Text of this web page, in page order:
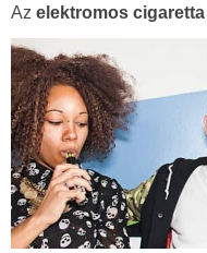
Az elektromos